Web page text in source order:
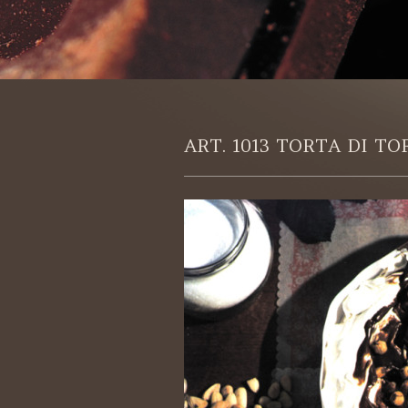
ART. 1013 TORTA DI